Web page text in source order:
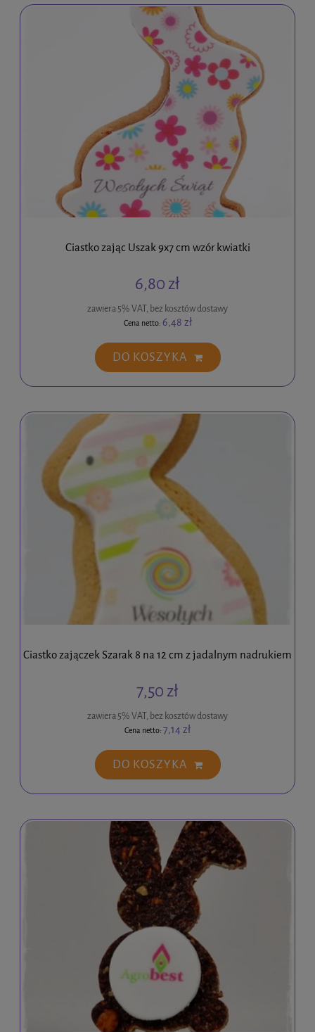
Ciastko zając Uszak 9x7 cm wzór kwiatki
6,80 zł
zawiera 5% VAT, bez kosztów dostawy
Cena netto: 6,48 zł
DO KOSZYKA
Ciastko zajączek Szarak 8 na 12 cm z jadalnym nadrukiem
7,50 zł
zawiera 5% VAT, bez kosztów dostawy
Cena netto: 7,14 zł
DO KOSZYKA